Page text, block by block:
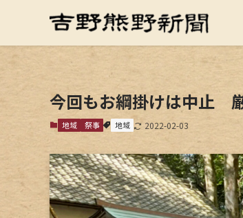
今回もお綱掛けは中止
地域 祭事 地域 2022-02-03